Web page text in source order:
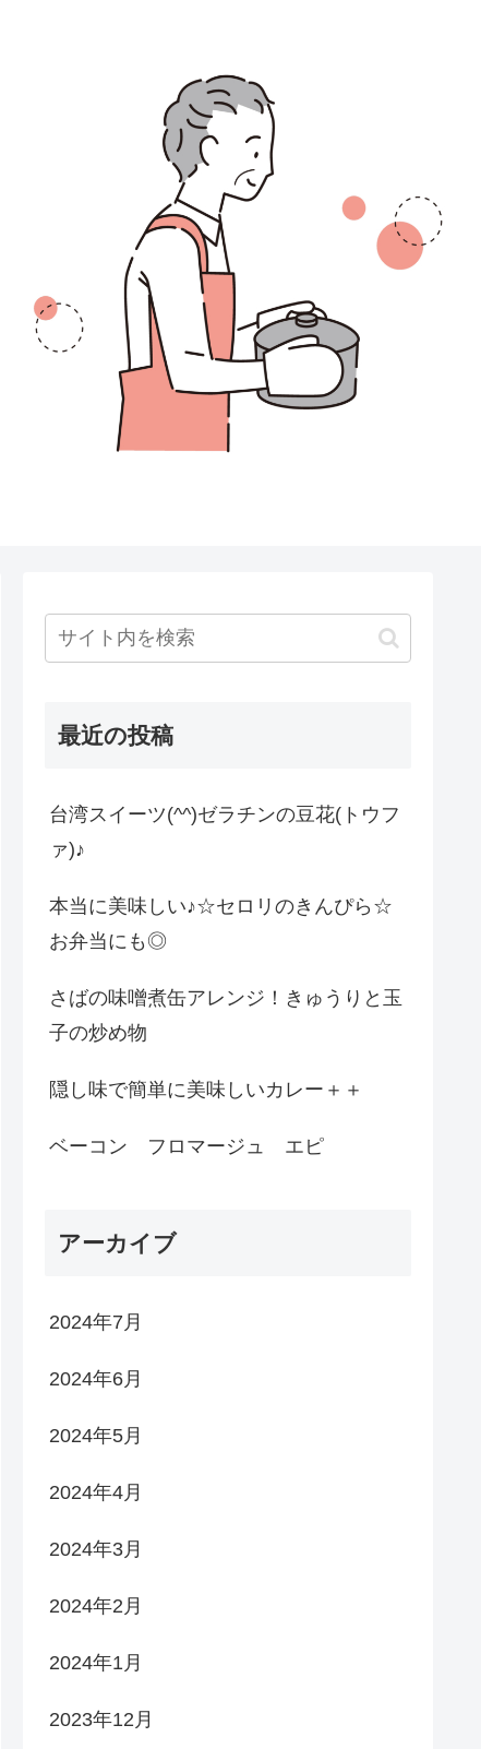
最近の投稿
台湾スイーツ(^^)ゼラチンの豆花(トウフ
ァ)♪
本当に美味しい♪☆セロリのきんぴら☆
お弁当にも◎
さばの味噌煮缶アレンジ！きゅうりと玉
子の炒め物
隠し味で簡単に美味しいカレー＋＋
ベーコン フロマージュ エピ
アーカイブ
2024年7月
2024年6月
2024年5月
2024年4月
2024年3月
2024年2月
2024年1月
2023年12月